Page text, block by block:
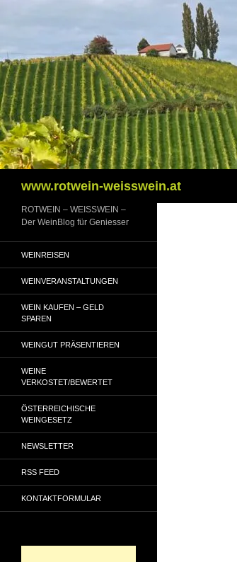
www.rotwein-weisswein.at
ROTWEIN – WEISSWEIN –
Der WeinBlog für Geniesser
WEINREISEN
WEINVERANSTALTUNGEN
WEIN KAUFEN – GELD
SPAREN
WEINGUT PRÄSENTIEREN
WEINE
VERKOSTET/BEWERTET
ÖSTERREICHISCHE
WEINGESETZ
NEWSLETTER
RSS FEED
KONTAKTFORMULAR